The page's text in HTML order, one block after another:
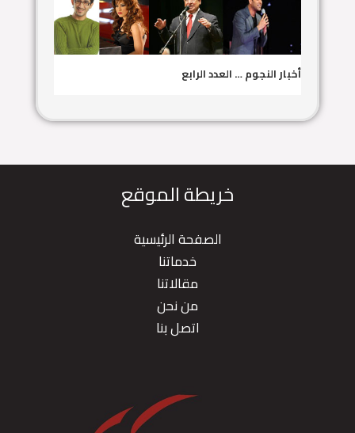
أخبار النجوم … العدد الرابع
خريطة الموقع
الصفحة الرئيسية
خدماتنا
مقالاتنا
من نحن
اتصل بنا